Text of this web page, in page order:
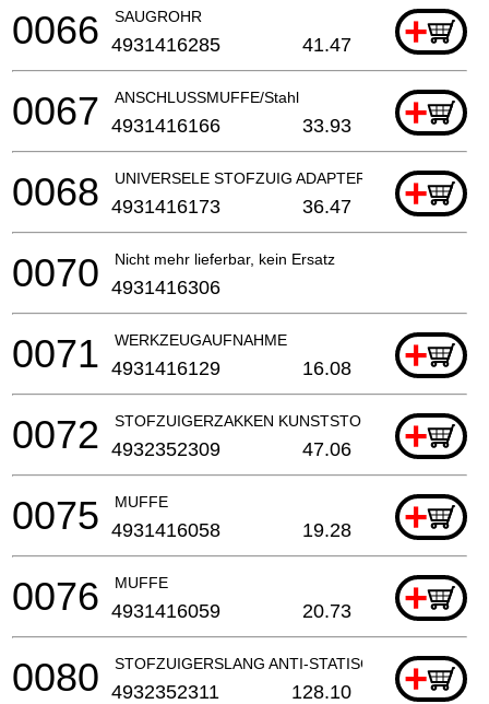
SAUGROHR +
0066 4931416285 41.47
ANSCHLUSSMUFFE/Stahl +
0067 4931416166 33.93
UNIVERSELE STOFZUIG ADAPTER +
0068 4931416173 36.47
Nicht mehr lieferbar, kein Ersatz
0070 4931416306
WERKZEUGAUFNAHME +
0071 4931416129 16.08
STOFZUIGERZAKKEN KUNSTSTOF TBV AS 250
+
0072 4932352309 47.06
MUFFE +
0075 4931416058 19.28
MUFFE +
0076 4931416059 20.73
STOFZUIGERSLANG ANTI-STATISCH, 4 M, 35 MM
+
0080 4932352311 128.10